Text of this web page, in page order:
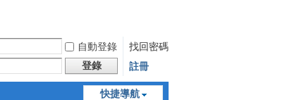
自動登錄
找回密碼
登錄 註冊
快捷導航